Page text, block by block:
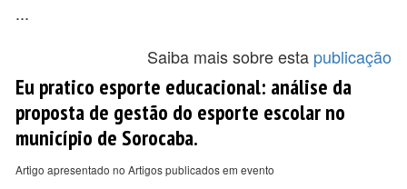
...
Saiba mais sobre esta publicação
Eu pratico esporte educacional: análise da
proposta de gestão do esporte escolar no
município de Sorocaba.
Artigo apresentado no Artigos publicados em evento